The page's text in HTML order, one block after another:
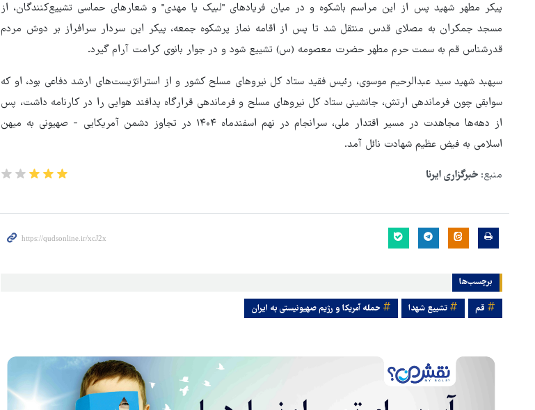
پیکر مطهر شهید پس از این مراسم باشکوه و در میان فریادهای "لبیک یا مهدی" و شعارهای حماسی تشییع‌کنندگان، از
مسجد جمکران به مصلای قدس منتقل شد تا پس از اقامه نماز پرشکوه جمعه، پیکر این سردار سرافراز بر دوش مردم
قدرشناس قم به سمت حرم مطهر حضرت معصومه (س) تشییع شود و در جوار بانوی کرامت آرام گیرد.
سپهبد شهید سید عبدالرحیم موسوی، رئیس فقید ستاد کل نیروهای مسلح کشور و از استراتژیست‌های ارشد دفاعی بود، او که
سوابقی چون فرماندهی ارتش، جانشینی ستاد کل نیروهای مسلح و فرماندهی قرارگاه پدافند هوایی را در کارنامه داشت، پس
از دهه‌ها مجاهدت در مسیر اقتدار ملی، سرانجام در نهم اسفندماه ۱۴۰۴ در تجاوز دشمن آمریکایی - صهیونی به میهن
اسلامی به فیض عظیم شهادت نائل آمد.
منبع: خبرگزاری ایرنا
برچسب‌ها
قم تشییع شهدا حمله آمریکا و رژیم صهیونیستی به ایران